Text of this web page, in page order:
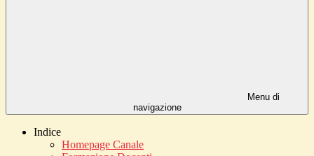
Menu di
navigazione
Indice
Homepage Canale